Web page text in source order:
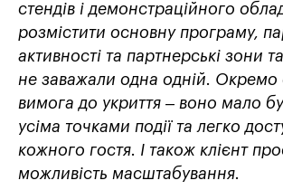
стендів і демонстраційного
розмістити основну програму,
активності та партнерські зони
не заважали одна одній. Окремо
вимога до укриття – воно мало
усіма точками події та легко
кожного гостя. І також клієнт
можливість масштабування.